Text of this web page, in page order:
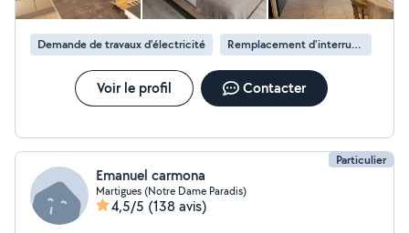
Demande de travaux d’électricité Remplacement d'interrupteur
Voir le profil Contacter
Particulier
Emanuel carmona
Martigues (Notre Dame Paradis)
4,5/5 (138 avis)